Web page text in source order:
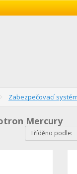
Zabezpečovací
Mercury
Tříděno podle: